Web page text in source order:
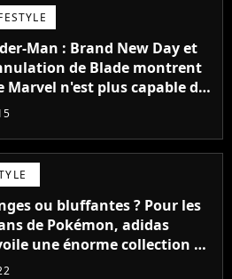
Man : Brand New Day et
de Blade montrent
Marvel n'est plus capable de
quoi que ce soit de simple
ou bluffantes ? Pour les
de Pokémon, adidas
une énorme collection de
et je ne sais pas quoi en